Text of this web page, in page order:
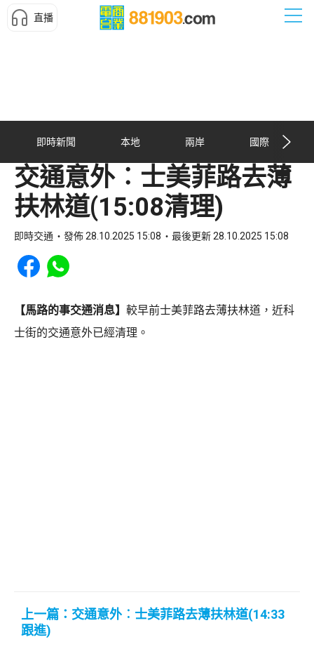
直播
即時新聞 本地 兩岸 國際
交通意外︰士美菲路去薄
扶林道(15:08清理)
即時交通 發佈 28.10.2025 15:08 最後更新 28.10.2025 15:08
Share to Facebook
Share to WhatsApp
【馬路的事交通消息】 較早前士美菲路去薄扶林道，近科
士街的交通意外已經清理。
上一篇：交通意外︰士美菲路去薄扶林道(14:33
跟進)